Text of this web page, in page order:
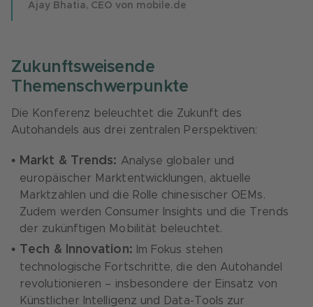
Ajay Bhatia, CEO von mobile.de
Zukunftsweisende
Themenschwerpunkte
Die Konferenz beleuchtet die Zukunft des
Autohandels aus drei zentralen Perspektiven:
Markt & Trends: Analyse globaler und
europäischer Marktentwicklungen, aktuelle
Marktzahlen und die Rolle chinesischer OEMs.
Zudem werden Consumer Insights und die Trends
der zukünftigen Mobilität beleuchtet.
Tech & Innovation: Im Fokus stehen
technologische Fortschritte, die den Autohandel
revolutionieren – insbesondere der Einsatz von
Künstlicher Intelligenz und Data-Tools zur